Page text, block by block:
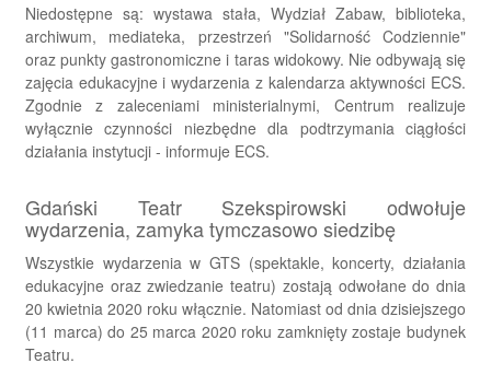
Niedostępne są: wystawa stała, Wydział Zabaw, biblioteka,
archiwum, mediateka, przestrzeń "Solidarność Codziennie"
oraz punkty gastronomiczne i taras widokowy. Nie odbywają się
zajęcia edukacyjne i wydarzenia z kalendarza aktywności ECS.
Zgodnie z zaleceniami ministerialnymi, Centrum realizuje
wyłącznie czynności niezbędne dla podtrzymania ciągłości
działania instytucji - informuje ECS.
Gdański Teatr Szekspirowski odwołuje
wydarzenia, zamyka tymczasowo siedzibę
Wszystkie wydarzenia w GTS (spektakle, koncerty, działania
edukacyjne oraz zwiedzanie teatru) zostają odwołane do dnia
20 kwietnia 2020 roku włącznie. Natomiast od dnia dzisiejszego
(11 marca) do 25 marca 2020 roku zamknięty zostaje budynek
Teatru.